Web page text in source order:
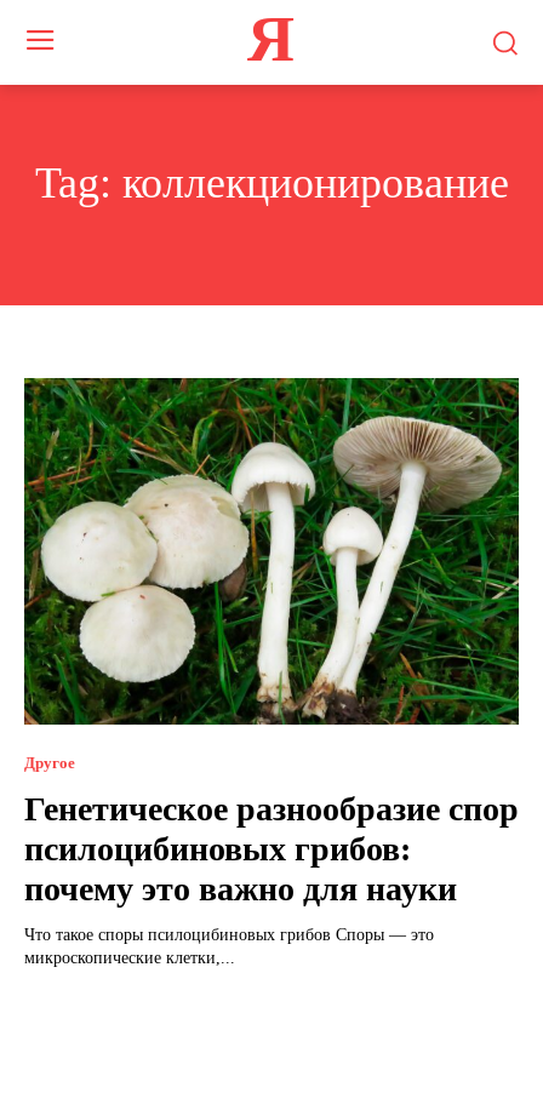
Я
Tag: коллекционирование
Другое
Генетическое разнообразие спор
псилоцибиновых грибов:
почему это важно для науки
Что такое споры псилоцибиновых грибов Споры — это
микроскопические клетки,...